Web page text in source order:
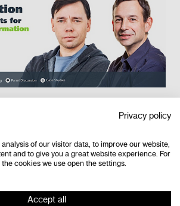
Privacy policy
of our visitor data, to improve our website,
and to give you a great website experience. For
cookies we use open the settings.
Accept all